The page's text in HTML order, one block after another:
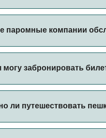
без учета сборов за
паромные компании
могу забронировать
ли путешествовать